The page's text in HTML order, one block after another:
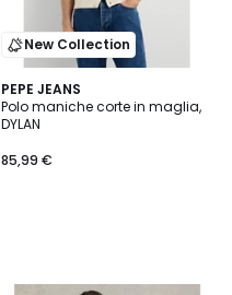
New Collection
PEPE JEANS
Polo maniche corte in maglia,
DYLAN
85,99 €